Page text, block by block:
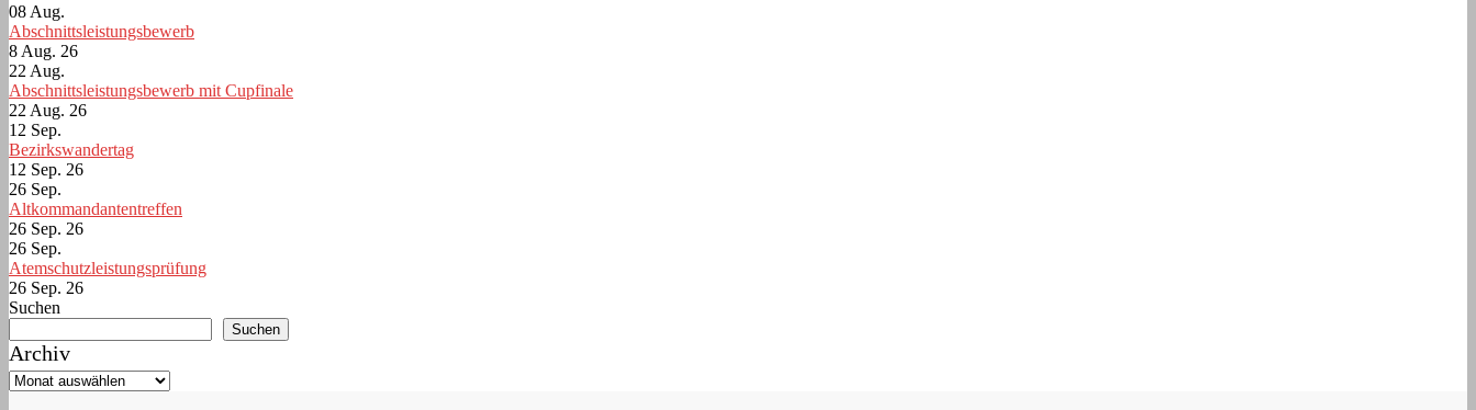
08 Aug.
Abschnittsleistungsbewerb
8 Aug. 26
22 Aug.
Abschnittsleistungsbewerb mit Cupfinale
22 Aug. 26
12 Sep.
Bezirkswandertag
12 Sep. 26
26 Sep.
Altkommandantentreffen
26 Sep. 26
26 Sep.
Atemschutzleistungsprüfung
26 Sep. 26
Suchen
Suchen
Archiv